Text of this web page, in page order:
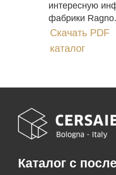
Скачать PDF
каталог
интересную
фабрики Ragno.
Каталог с